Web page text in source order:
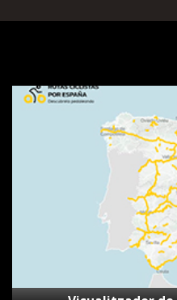
Visualitzador